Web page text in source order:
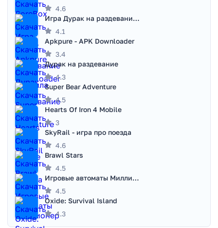
4.6
Игра Дурак на раздевание - Правила игры
4.1
Apkpure - APK Downloader
3.4
Дурак на раздевание
4.3
Super Bear Adventure
4.5
Hearts Of Iron 4 Mobile
3
SkyRail - игра про поезда
4.6
Brawl Stars
4.5
Игровые автоматы Миллионер
4.5
Oxide: Survival Island
4.3